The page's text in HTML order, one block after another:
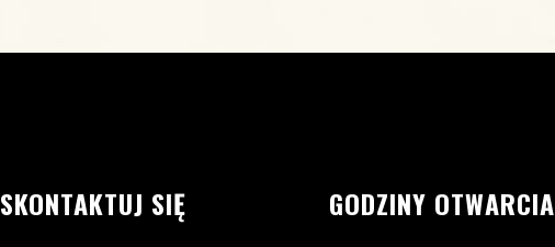
SKONTAKTUJ SIĘ GODZINY OTWARCIA